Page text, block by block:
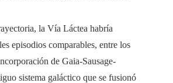
la Vía Láctea habría
episodios comparables, entre los
de Gaia-Sausage-
sistema galáctico que se fusionó